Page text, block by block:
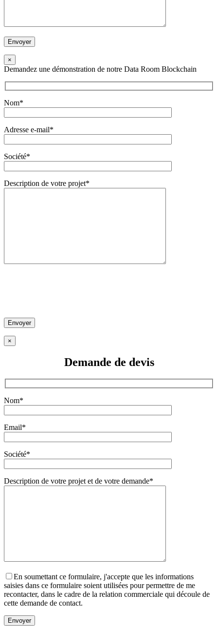
×
Demandez une démonstration de notre Data Room Blockchain
Nom*
Adresse e-mail*
Société*
Description de votre projet*
×
Demande de devis
Nom*
Email*
Société*
Description de votre projet et de votre demande*
En soumettant ce formulaire, j'accepte que les informations
saisies dans ce formulaire soient utilisées pour permettre de me
recontacter, dans le cadre de la relation commerciale qui découle de
cette demande de contact.